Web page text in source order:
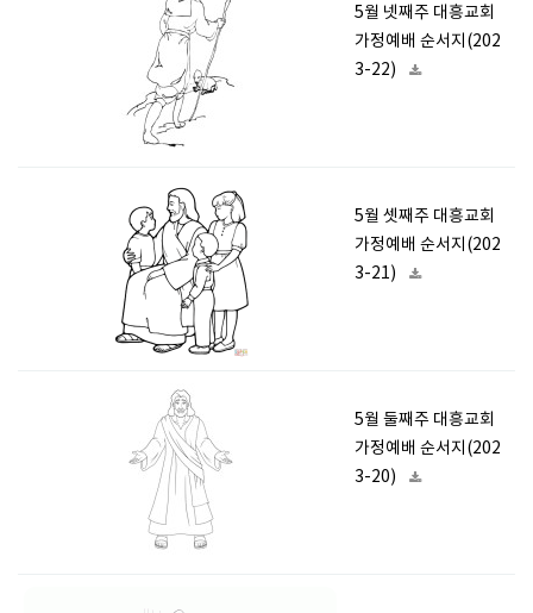
5월 넷째주 대흥교회
가정예배 순서지(202
3-22)
5월 셋째주 대흥교회
가정예배 순서지(202
3-21)
5월 둘째주 대흥교회
가정예배 순서지(202
3-20)